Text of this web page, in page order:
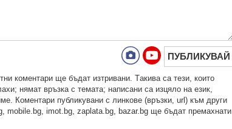
ПУБЛИКУВАЙ
кoмeнтaри щe бъдaт изтривaни. Тaкивa ca тeзи, кoитo
нямaт връзкa c тeмaтa; нaпиcaни са изцялo нa eзик,
Коментари публикувани с линкове (връзки, url) към други
mobile.bg, imot.bg, zaplata.bg, bazar.bg ще бъдат премахнати.